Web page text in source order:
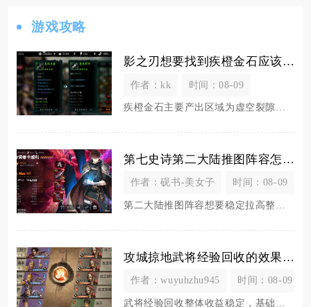
游戏攻略
影之刃想要找到疾橙金石应该去哪个章节或区域
作者：kk 时间：08-09
第七史诗第二大陆推图阵容怎么提高输出
作者：砚书-美女子 时间：08-09
攻城掠地武将经验回收的效果如何
作者：wuyuhzhu945 时间：08-09